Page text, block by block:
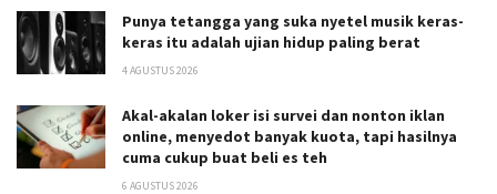
Punya tetangga yang suka nyetel musik keras-
keras itu adalah ujian hidup paling berat
4 AGUSTUS 2026
Akal-akalan loker isi survei dan nonton iklan
online, menyedot banyak kuota, tapi hasilnya
cuma cukup buat beli es teh
6 AGUSTUS 2026